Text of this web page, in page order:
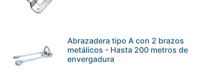
Abrazadera tipo A con 2 brazos
metálicos - Hasta 200 metros de
envergadura